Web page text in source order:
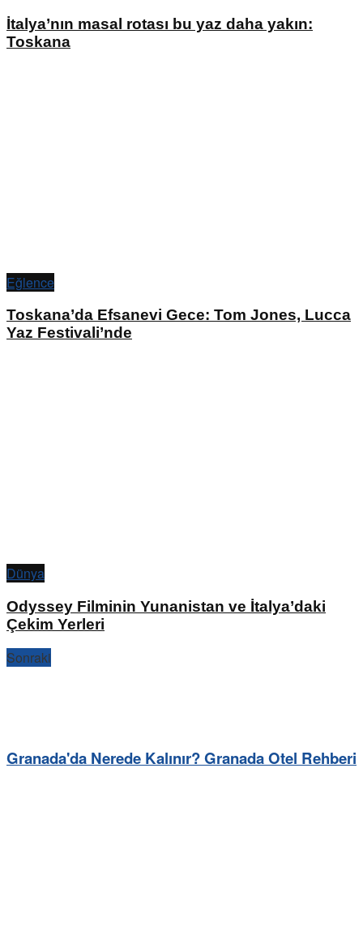
İtalya’nın masal rotası bu yaz daha yakın:
Toskana
Eğlence
Toskana’da Efsanevi Gece: Tom Jones, Lucca
Yaz Festivali’nde
Dünya
Odyssey Filminin Yunanistan ve İtalya’daki
Çekim Yerleri
Sonraki
Granada'da Nerede Kalınır? Granada Otel Rehberi